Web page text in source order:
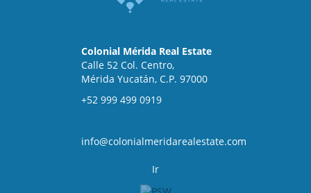
Colonial Mérida Real Estate
Calle 52 Col. Centro,
Mérida Yucatán, C.P. 97000
+52 999 499 0919
info@colonialmeridarealestate.com
Ir